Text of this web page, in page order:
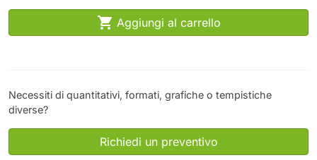
 Aggiungi al carrello
Necessiti di quantitativi, formati, grafiche o tempistiche
diverse?
Richiedi un preventivo